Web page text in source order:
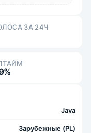
ЗА 24Ч
Java
Зарубежные (PL)